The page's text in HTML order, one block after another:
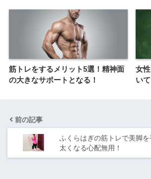
筋トレをするメリット5選！精神面
の大きなサポートとなる！
女
い
前の記事
ふくらはぎの筋トレで美脚を
太くなる心配無用！